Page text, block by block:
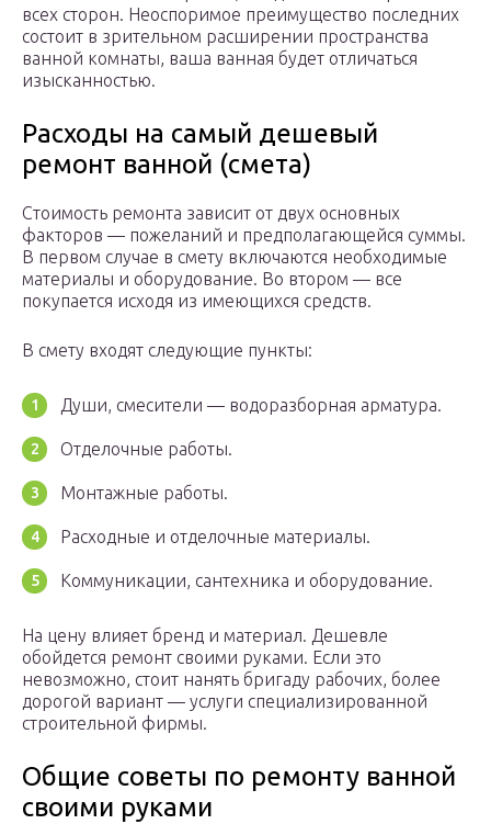
всех сторон. Неоспоримое преимущество последних
состоит в зрительном расширении пространства
ванной комнаты, ваша ванная будет отличаться
изысканностью.
Расходы на самый дешевый
ремонт ванной (смета)
Стоимость ремонта зависит от двух основных
факторов — пожеланий и предполагающейся суммы.
В первом случае в смету включаются необходимые
материалы и оборудование. Во втором — все
покупается исходя из имеющихся средств.
В смету входят следующие пункты:
Души, смесители — водоразборная арматура.
Отделочные работы.
Монтажные работы.
Расходные и отделочные материалы.
Коммуникации, сантехника и оборудование.
На цену влияет бренд и материал. Дешевле
обойдется ремонт своими руками. Если это
невозможно, стоит нанять бригаду рабочих, более
дорогой вариант — услуги специализированной
строительной фирмы.
Общие советы по ремонту ванной
своими руками